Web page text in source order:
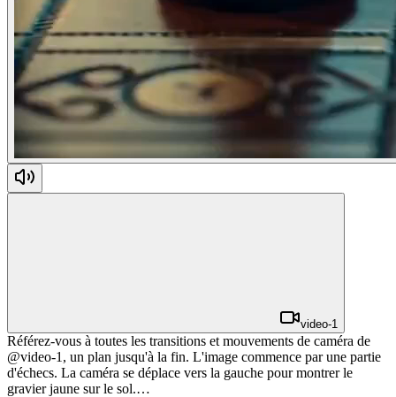
video-1
Référez-vous à toutes les transitions et mouvements de caméra de
@video-1, un plan jusqu'à la fin. L'image commence par une partie
d'échecs. La caméra se déplace vers la gauche pour montrer le
gravier jaune sur le sol.…